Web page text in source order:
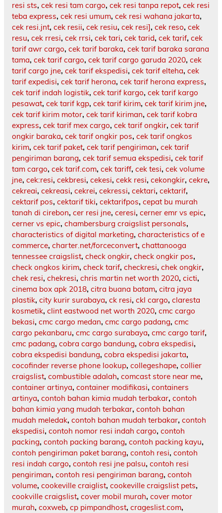
resi sts, cek resi tam cargo, cek resi tanpa repot, cek resi
teba express, cek resi umum, cek resi wahana jakarta,
cek resi.jnt, cek resii, cek resiu, cek resi], cek reso, cek
resu, cek rresi, cek rrsi, cek tari, cek tarid, cek tarif, cek
tarif awr cargo, cek tarif baraka, cek tarif baraka sarana
tama, cek tarif cargo, cek tarif cargo garuda 2020, cek
tarif cargo jne, cek tarif ekspedisi, cek tarif elteha, cek
tarif expedisi, cek tarif herona, cek tarif herona express,
cek tarif indah logistik, cek tarif kargo, cek tarif kargo
pesawat, cek tarif kgp, cek tarif kirim, cek tarif kirim jne,
cek tarif kirim motor, cek tarif kiriman, cek tarif kobra
express, cek tarif mex cargo, cek tarif ongkir, cek tarif
ongkir baraka, cek tarif ongkir pos, cek tarif ongkos
kirim, cek tarif paket, cek tarif pengiriman, cek tarif
pengiriman barang, cek tarif semua ekspedisi, cek tarif
tam cargo, cek tarif.com, cek tariff, cek tesi, cek volume
jne, cek:resi, cekbresi, cekesi, cekk resi, cekongkir, cekre,
cekreai, cekreasi, cekrei, cekressi, cektari, cektarif,
cektarif pos, cektarif tiki, cektarifpos, cepat bu murah
tanah di cirebon, cer resi jne, ceresi, cerner emr vs epic,
cerner vs epic, chambersburg craigslist personals,
characteristics of digital marketing, characteristics of e
commerce, charter.net/forceconvert, chattanooga
tennessee craigslist, check ongkir, check ongkir pos,
check ongkos kirim, check tarif, checkresi, chek ongkir,
chek resi, chekresi, chris martin net worth 2020, cicti,
cinema box apk 2018, citra buana batam, citra jaya
plastik, city kurir surabaya, ck resi, ckl cargo, claresta
kosmetik, clint eastwood net worth 2020, cmc cargo
bekasi, cmc cargo medan, cmc cargo padang, cmc
cargo pekanbaru, cmc cargo surabaya, cmc cargo tarif,
cmc padang, cobra cargo bandung, cobra ekspedisi,
cobra ekspedisi bandung, cobra ekspedisi jakarta,
cocofinder reverse phone lookup, collegeshape, collier
craigslist, combustible adalah, comcast store near me,
container artinya, container modifikasi, containers
artinya, contoh bahan kimia mudah terbakar, contoh
bahan kimia yang mudah terbakar, contoh bahan
mudah meledak, contoh bahan mudah terbakar, contoh
ekspedisi, contoh nomor resi indah cargo, contoh
packing, contoh packing barang, contoh packing kayu,
contoh pengiriman paket barang, contoh resi, contoh
resi indah cargo, contoh resi jne palsu, contoh resi
pengiriman, contoh resi pengiriman barang, contoh
volume, cookeville craiglist, cookeville craigslist pets,
cookville craigslist, cover mobil murah, cover motor
murah, coxweb, cp pimpandhost, crageslist.com,